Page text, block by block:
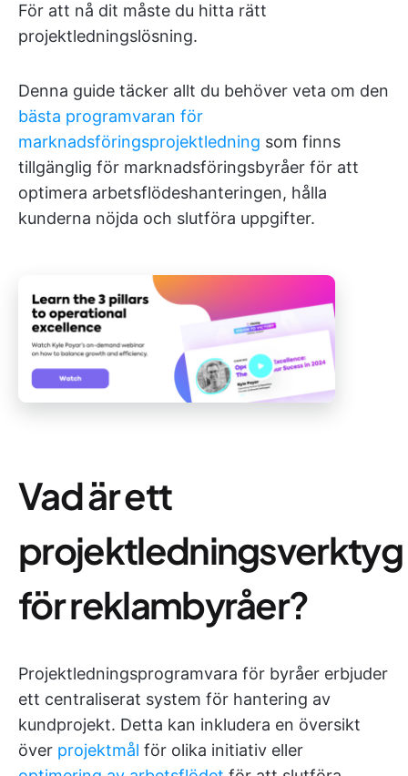
För att nå dit måste du hitta rätt
projektledningslösning.
Denna guide täcker allt du behöver veta om den
bästa programvaran för
marknadsföringsprojektledning som finns
tillgänglig för marknadsföringsbyråer för att
optimera arbetsflödeshanteringen, hålla
kunderna nöjda och slutföra uppgifter.
Vad är ett
projektledningsverktyg
för reklambyråer?
Projektledningsprogramvara för byråer erbjuder
ett centraliserat system för hantering av
kundprojekt. Detta kan inkludera en översikt
över projektmål för olika initiativ eller